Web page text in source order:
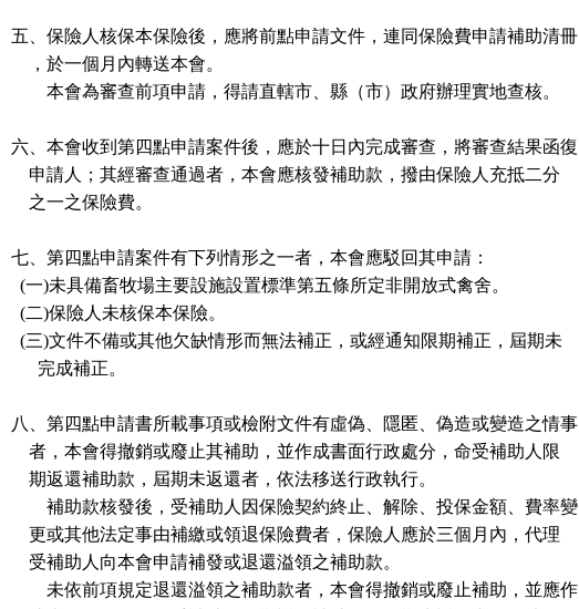
五、保險人核保本保險後，應將前點申請文件，連同保險費申請補助清冊
，於一個月內轉送本會。
本會為審查前項申請，得請直轄市、縣（市）政府辦理實地查核。
六、本會收到第四點申請案件後，應於十日內完成審查，將審查結果函復
申請人；其經審查通過者，本會應核發補助款，撥由保險人充抵二分
之一之保險費。
七、第四點申請案件有下列情形之一者，本會應駁回其申請：
(一)未具備畜牧場主要設施設置標準第五條所定非開放式禽舍。
(二)保險人未核保本保險。
(三)文件不備或其他欠缺情形而無法補正，或經通知限期補正，屆期未
完成補正。
八、第四點申請書所載事項或檢附文件有虛偽、隱匿、偽造或變造之情事
者，本會得撤銷或廢止其補助，並作成書面行政處分，命受補助人限
期返還補助款，屆期未返還者，依法移送行政執行。
補助款核發後，受補助人因保險契約終止、解除、投保金額、費率變
更或其他法定事由補繳或領退保險費者，保險人應於三個月內，代理
受補助人向本會申請補發或退還溢領之補助款。
未依前項規定退還溢領之補助款者，本會得撤銷或廢止補助，並應作